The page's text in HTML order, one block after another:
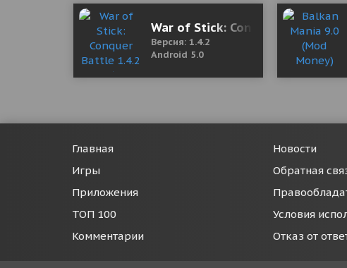
War of Stick: Conquer Battle
Версия: 1.4.2
Android 5.0
Главная
Игры
Приложения
ТОП 100
Комментарии
Новости
Обратная
Условия
Отказ от